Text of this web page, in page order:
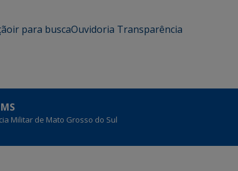
ir para buscaOuvidoria Transparência
Militar de Mato Grosso do Sul